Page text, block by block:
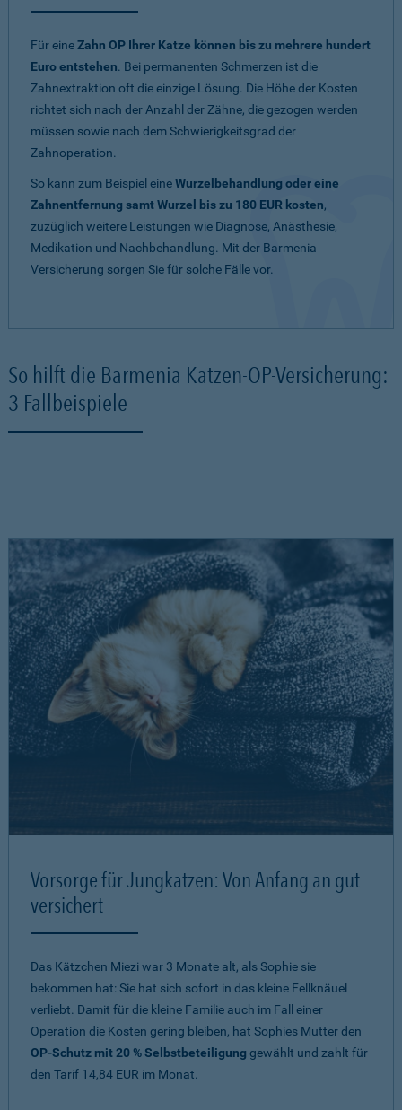
Für eineZahn OP Ihrer Katze können bis zu mehrere hundert
Euro entstehen. Bei permanenten Schmerzen ist die
Zahnextraktion oft die einzige Lösung. Die Höhe der Kosten
richtet sich nach der Anzahl der Zähne, die gezogen werden
müssen sowie nach dem Schwierigkeitsgrad der
Zahnoperation.
So kann zum Beispiel eineWurzelbehandlung oder eine
Zahnentfernung samt Wurzel bis zu 180 EUR kosten,
zuzüglich weitere Leistungen wie Diagnose, Anästhesie,
Medikation und Nachbehandlung. Mit der Barmenia
Versicherung sorgen Sie für solche Fälle vor.
So hilft die Barmenia Katzen-OP-Versicherung:
3 Fallbeispiele
Vorsorge für Jungkatzen: Von Anfang an gut
versichert
Das Kätzchen Miezi war 3 Monate alt, als Sophie sie
bekommen hat: Sie hat sich sofort in das kleine Fellknäuel
verliebt. Damit für die kleine Familie auch im Fall einer
Operation die Kosten gering bleiben, hat Sophies Mutter den
OP-Schutz mit 20 % Selbstbeteiligung gewählt und zahlt für
den Tarif 14,84 EUR im Monat.